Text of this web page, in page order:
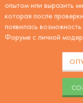
опытом или выразить
которая после
появилась
Форуме с личной